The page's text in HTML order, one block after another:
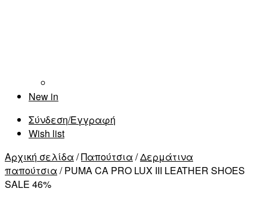
New in
Σύνδεση/Εγγραφή
Wish list
Αρχική σελίδα /Παπούτσια /Δερμάτινα
παπούτσια / PUMA CA PRO LUX III LEATHER SHOES
SALE 46%